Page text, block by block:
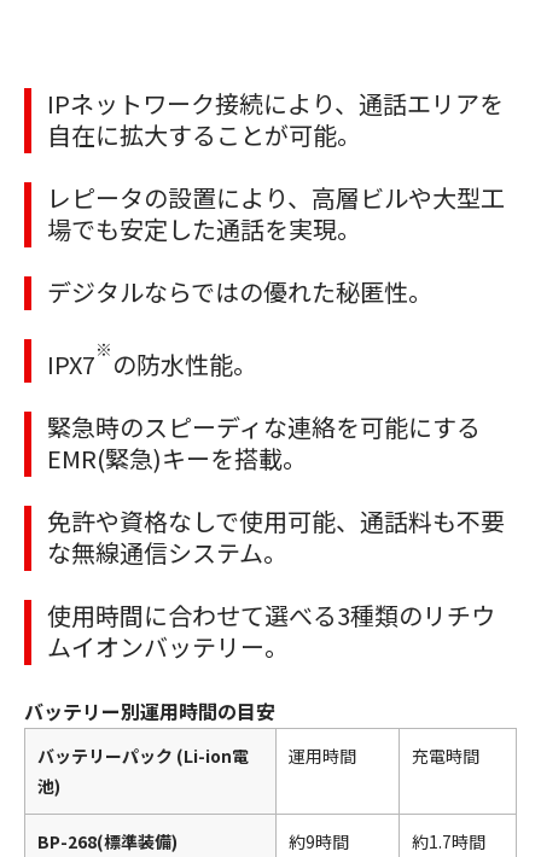
IPネットワーク接続により、通話エリアを
自在に拡大することが可能。
レピータの設置により、高層ビルや大型工
場でも安定した通話を実現。
デジタルならではの優れた秘匿性。
IPX7※ の防水性能。
緊急時のスピーディな連絡を可能にする
EMR(緊急)キーを搭載。
免許や資格なしで使用可能、通話料も不要
な無線通信システム。
使用時間に合わせて選べる3種類のリチウ
ムイオンバッテリー。
バッテリー別運用時間の目安
バッテリーパック (Li-ion電
池)
運用時間 充電時間
BP-268(標準装備)
約9時間 約1.7時間